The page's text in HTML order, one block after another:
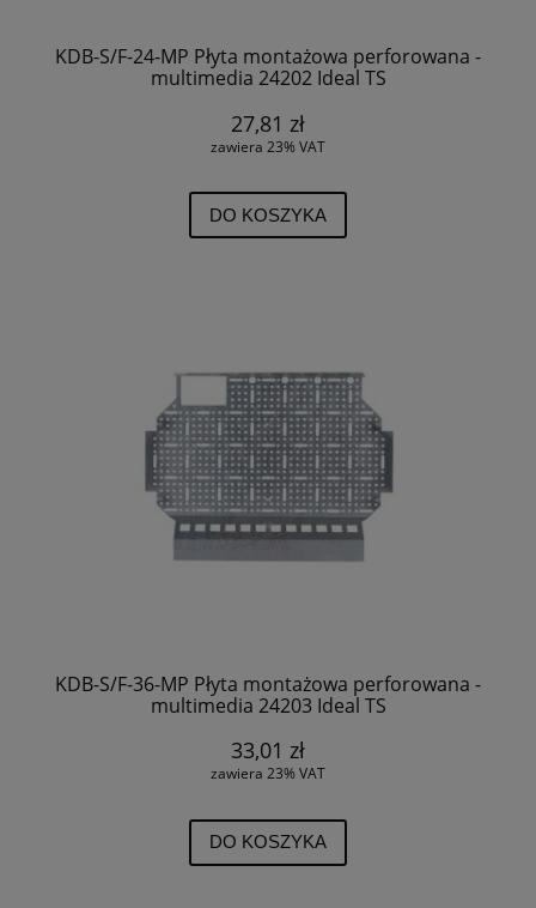
KDB-S/F-24-MP Płyta montażowa perforowana -
multimedia 24202 Ideal TS
27,81 zł
zawiera 23% VAT
DO KOSZYKA
KDB-S/F-36-MP Płyta montażowa perforowana -
multimedia 24203 Ideal TS
33,01 zł
zawiera 23% VAT
DO KOSZYKA